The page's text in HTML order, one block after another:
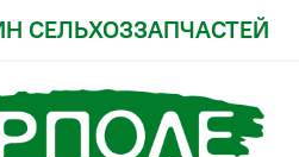
СЕЛЬХОЗЗАПЧАСТЕЙ